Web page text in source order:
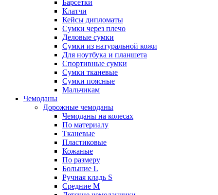
Барсетки
Клатчи
Кейсы дипломаты
Сумки через плечо
Деловые сумки
Сумки из натуральной кожи
Для ноутбука и планшета
Спортивные сумки
Сумки тканевые
Сумки поясные
Мальчикам
Чемоданы
Дорожные чемоданы
Чемоданы на колесах
По материалу
Тканевые
Пластиковые
Кожаные
По размеру
Большие L
Ручная кладь S
Средние M